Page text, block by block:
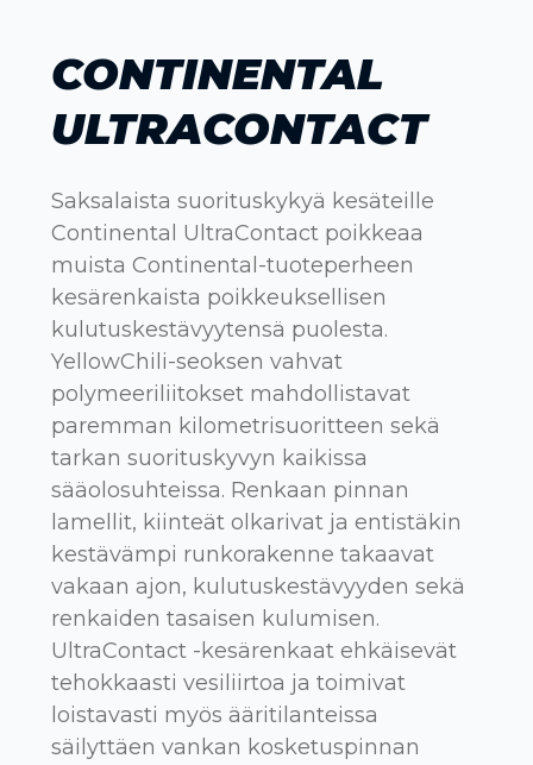
CONTINENTAL
ULTRACONTACT
Saksalaista suorituskykyä kesäteille
Continental UltraContact poikkeaa
muista Continental-tuoteperheen
kesärenkaista poikkeuksellisen
kulutuskestävyytensä puolesta.
YellowChili-seoksen vahvat
polymeeriliitokset mahdollistavat
paremman kilometrisuoritteen sekä
tarkan suorituskyvyn kaikissa
sääolosuhteissa. Renkaan pinnan
lamellit, kiinteät olkarivat ja entistäkin
kestävämpi runkorakenne takaavat
vakaan ajon, kulutuskestävyyden sekä
renkaiden tasaisen kulumisen.
UltraContact -kesärenkaat ehkäisevät
tehokkaasti vesiliirtoa ja toimivat
loistavasti myös ääritilanteissa
säilyttäen vankan kosketuspinnan